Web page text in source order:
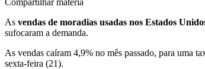
As vendas de moradias usadas nos Estados
sufocaram a demanda.
As vendas caíram 4,9% no mês passado, para uma
sexta-feira (21).